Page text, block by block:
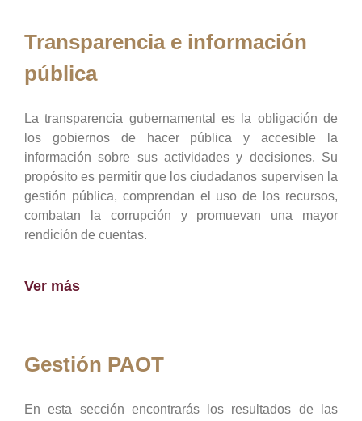
Transparencia e información
pública
La transparencia gubernamental es la obligación de
los gobiernos de hacer pública y accesible la
información sobre sus actividades y decisiones. Su
propósito es permitir que los ciudadanos supervisen la
gestión pública, comprendan el uso de los recursos,
combatan la corrupción y promuevan una mayor
rendición de cuentas.
Ver más
Gestión PAOT
En esta sección encontrarás los resultados de las